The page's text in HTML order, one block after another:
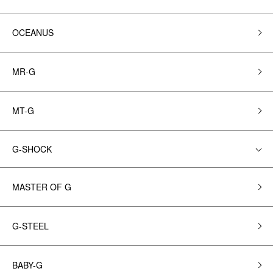
OCEANUS
MR-G
MT-G
G-SHOCK
MASTER OF G
G-STEEL
BABY-G